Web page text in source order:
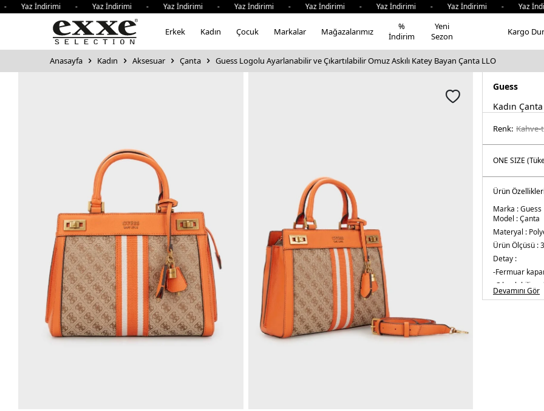
İndirimi - Yaz İndirimi - Yaz İndirimi - Yaz İndirimi - Yaz İndirimi - Yaz İndirimi - Yaz İndirimi -
Erkek Kadın Çocuk Markalar Mağazalarımız
%
İndirim
Yeni
Sezon
Kargo
Anasayfa Kadın Aksesuar Çanta Guess Logolu Ayarlanabilir ve Çıkartılabilir Omuz Askılı Katey Bayan Çanta LLO
Guess
Kadın Çanta
Renk:
Ürün Özellikleri
Marka :Guess
Model :Çanta
Materyal :
Ürün Ölçüsü :
Detay :
-Fermuar
-Çıkarılabilir
Üretim Yeri :
Devamını Gör